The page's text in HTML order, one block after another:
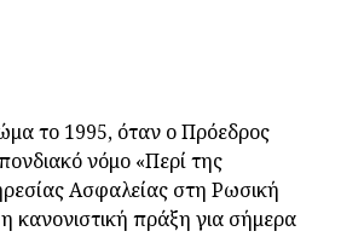
το 1995, όταν ο Πρόεδρος
νόμο «Περί της
Ασφαλείας στη Ρωσική
κανονιστική πράξη για σήμερα